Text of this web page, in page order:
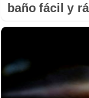
baño fácil y